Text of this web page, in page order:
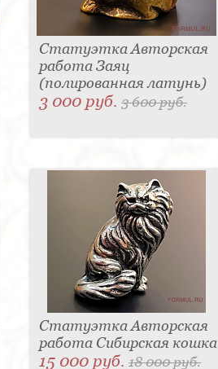
Статуэтка Авторская
работа Заяц
(полированная латунь)
3 000 руб.3 600 руб.
Статуэтка Авторская
работа Сибирская кошка
15 000 руб.18 000 руб.